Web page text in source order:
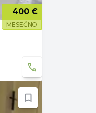
400 €
MESEČNO